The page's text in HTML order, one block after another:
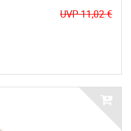
UVP 11,02 €